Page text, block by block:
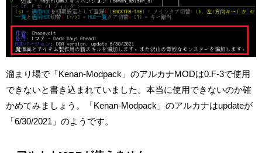
溜まり場で「Kenan-Modpack」のアルカナMODは0.F-3で使用
できないと書き込まれていました。本当に使用できないのか確
かめてみましょう。「Kenan-Modpack」のアルカナはupdateが
「6/30/2021」のようです。